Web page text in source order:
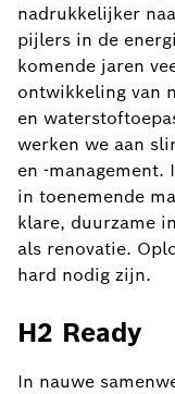
nadrukkelijker
pijlers in de
komende jaren
ontwikkeling van
en
werken we aan
en -
in toenemende
klare, duurzame
als renovatie.
hard nodig zijn.
H2 Ready
In nauwe